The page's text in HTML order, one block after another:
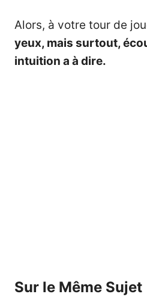
Alors, à votre tour de
yeux, mais surtout,
intuition a à dire.
Sur le Même Sujet